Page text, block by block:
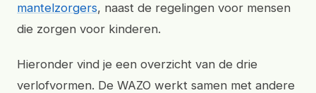
mantelzorgers, naast de regelingen voor mensen
die zorgen voor kinderen.
Hieronder vind je een overzicht van de drie
verlofvormen. De WAZO werkt samen met andere